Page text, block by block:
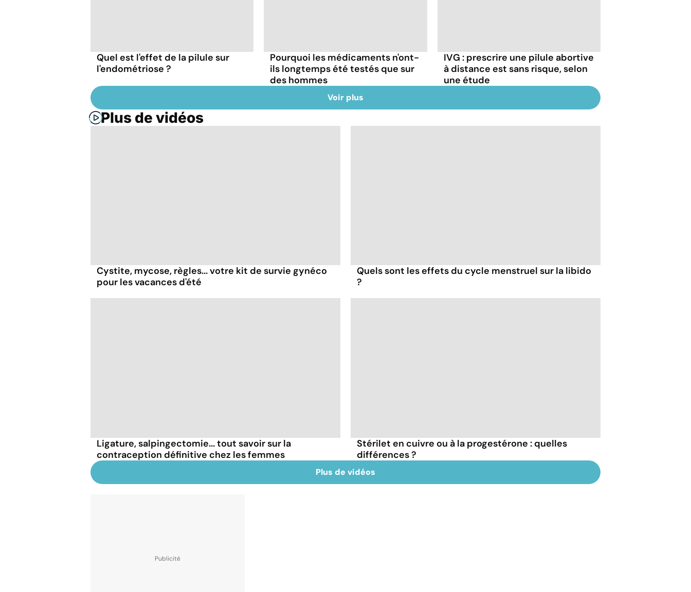
Quel est l'effet de la pilule sur
l'endométriose ?
Pourquoi les médicaments n'ont-
ils longtemps été testés que sur
des hommes
IVG : prescrire une pilule abortive
à distance est sans risque, selon
une étude
Voir plus
Plus de vidéos
Cystite, mycose, règles... votre kit de survie gynéco
pour les vacances d'été
Quels sont les effets du cycle menstruel sur la libido
?
Ligature, salpingectomie... tout savoir sur la
contraception définitive chez les femmes
Stérilet en cuivre ou à la progestérone : quelles
différences ?
Plus de vidéos